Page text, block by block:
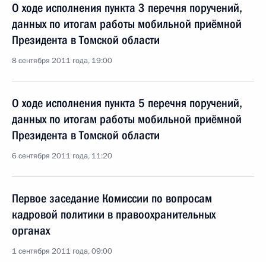
О ходе исполнения пункта 3 перечня поручений,
данных по итогам работы мобильной приёмной
Президента в Томской области
8 сентября 2011 года, 19:00
О ходе исполнения пункта 5 перечня поручений,
данных по итогам работы мобильной приёмной
Президента в Томской области
6 сентября 2011 года, 11:20
Первое заседание Комиссии по вопросам
кадровой политики в правоохранительных
органах
1 сентября 2011 года, 09:00